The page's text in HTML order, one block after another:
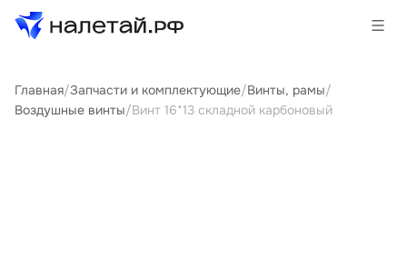
Товары
Главная/Запчасти и комплектующие/Винты, рамы/
Воздушные винты/Винт 16*13 складной карбоновый